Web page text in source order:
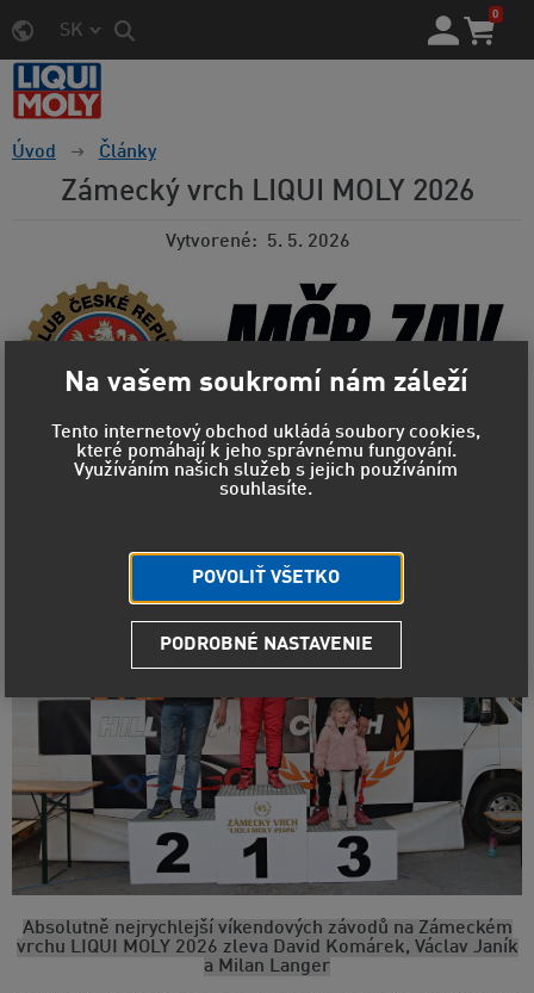
SK
0
Úvod Články
Zámecký vrch LIQUI MOLY 2026
Vytvorené 5. 5. 2026
Absolutně nejrychlejší víkendových závodů na Zámeckém
vrchu LIQUI MOLY 2026 zleva David Komárek, Václav Janík
a Milan Langer
Na vašem soukromí nám záleží
Tento internetový obchod ukládá soubory cookies,
které pomáhají k jeho správnému fungování.
Využíváním našich služeb s jejich používáním
souhlasíte.
POVOLIŤ VŠETKO
PODROBNÉ NASTAVENIE